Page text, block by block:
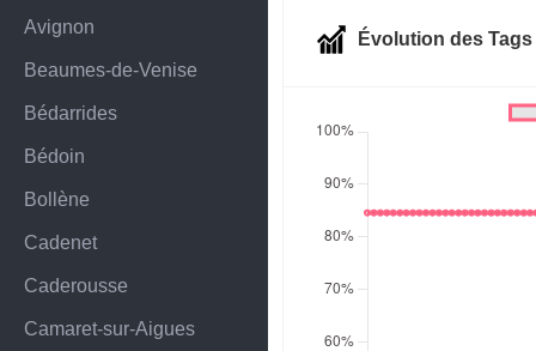
Avignon
Beaumes-de-Venise
Bédarrides
Bédoin
Bollène
Cadenet
Caderousse
Camaret-sur-Aigues
Évolution des